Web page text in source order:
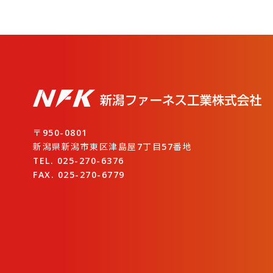
〒950-0801
新潟県新潟市東区津島屋7丁目57番地
TEL. 025-270-6376
FAX. 025-270-6779